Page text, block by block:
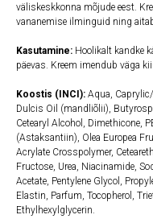
väliskeskkonna mõjude eest.
vananemise ilminguid ning
Kasutamine: Hoolikalt kandke
päevas. Kreem imendub väga
Koostis (INCI): Aqua,
Dulcis Oil (mandliõlii),
Cetearyl Alcohol, Dimethicone,
(Astaksantiin), Olea Europea
Acrylate Crosspolymer,
Fructose, Urea, Niacinamide,
Acetate, Pentylene Glycol,
Elastin, Parfum, Tocopherol,
Ethylhexylglycerin.